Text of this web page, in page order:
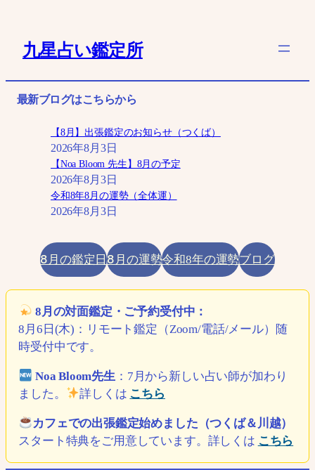
キ
九星占い鑑定所
最新ブログはこちらから
【8月】出張鑑定のお知らせ（つくば）
2026年8月3日
【Noa Bloom 先生】8月の予定
2026年8月3日
令和8年8月の運勢（全体運）
2026年8月3日
8月の鑑定日8月の運勢令和8年の運勢ブログ
8月の対面鑑定・ご予約受付中：
8月6日(木)：リモート鑑定（Zoom/電話/メール）随
時受付中です。
Noa Bloom先生：7月から新しい占い師が加わり
ました。
詳しくは こちら
カフェでの出張鑑定始めました（つくば＆川越）
スタート特典をご用意しています。詳しくは こちら